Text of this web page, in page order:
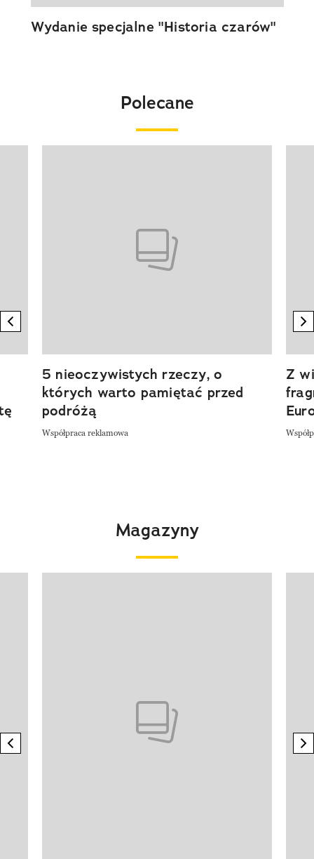
Wydanie specjalne "Historia czarów"
Polecane
previous element
5 nieoczywistych rzeczy, o
których warto pamiętać przed
podróżą
Współpraca reklamowa
Z
Magazyny
previous element